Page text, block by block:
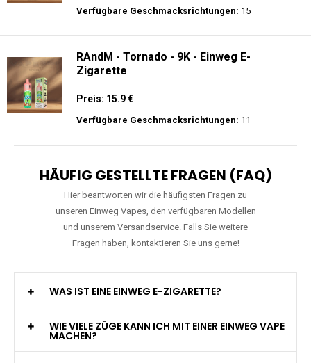
Verfügbare Geschmacksrichtungen: 15
RAndM - Tornado - 9K - Einweg E-
Zigarette
Preis: 15.9 €
Verfügbare Geschmacksrichtungen: 11
HÄUFIG GESTELLTE FRAGEN (FAQ)
Hier beantworten wir die häufigsten Fragen zu
unseren Einweg Vapes, den verfügbaren Modellen
und unserem Versandservice. Falls Sie weitere
Fragen haben, kontaktieren Sie uns gerne!
WAS IST EINE EINWEG E-ZIGARETTE?
WIE VIELE ZÜGE KANN ICH MIT EINER EINWEG VAPE
MACHEN?